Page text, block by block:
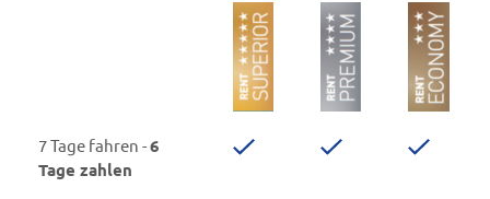
7 Tage fahren -6
Tage zahlen